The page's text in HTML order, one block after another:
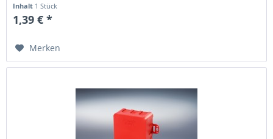
Inhalt 1 Stück
1,39 € *
Merken